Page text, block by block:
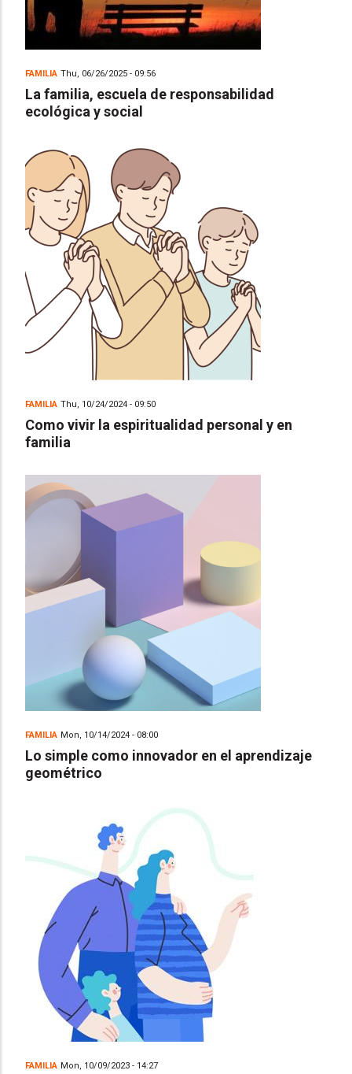
FAMILIA Thu, 06/26/2025 - 09:56
La familia, escuela de responsabilidad
ecológica y social
FAMILIA Thu, 10/24/2024 - 09:50
Como vivir la espiritualidad personal y en
familia
FAMILIA Mon, 10/14/2024 - 08:00
Lo simple como innovador en el aprendizaje
geométrico
FAMILIA Mon, 10/09/2023 - 14:27